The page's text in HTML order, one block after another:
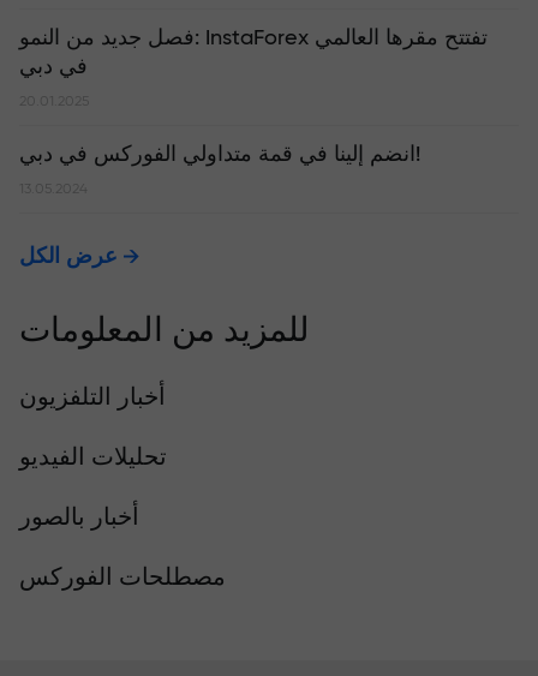
​فصل جديد من النمو: InstaForex تفتتح مقرها العالمي
في دبي
20.01.2025
انضم إلينا في قمة متداولي الفوركس في دبي!
13.05.2024
عرض الكل
للمزيد من المعلومات
أخبار التلفزيون
تحليلات الفيديو
أخبار بالصور
مصطلحات الفوركس